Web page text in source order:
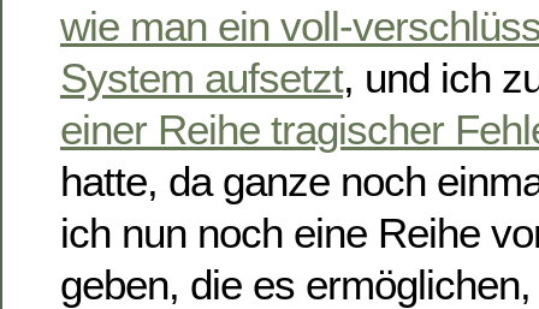
wie man ein voll-
System aufsetzt, und ich
einer Reihe tragischer
hatte, da ganze noch
ich nun noch eine Reihe
geben, die es